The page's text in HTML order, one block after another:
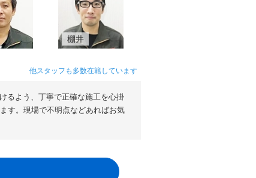
棚井
他スタッフも多数在籍しています
るよう、丁寧で正確な施工を心掛
す。現場で不明点などあればお気